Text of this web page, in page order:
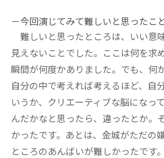
－今回演じてみて難しいと思ったこ
難しいと思ったところは、いい意
見えないことでした。ここは何を求
瞬間が何度かありました。でも、何
自分の中で考えれば考えるほど、自
いうか、クリエーティブな脳になっ
んだかなと思ったら、違ったとか。
かったです。あとは、金城がただの
ところのあんばいが難しかったです